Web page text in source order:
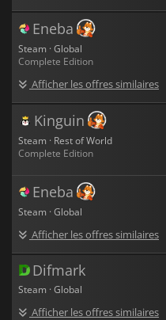
Eneba
Steam · Global
Complete Edition
Afficher les offres similaires
Kinguin
Steam · Rest of World
Complete Edition
Eneba
Steam · Global
Afficher les offres similaires
Difmark
Steam · Global
Afficher les offres similaires